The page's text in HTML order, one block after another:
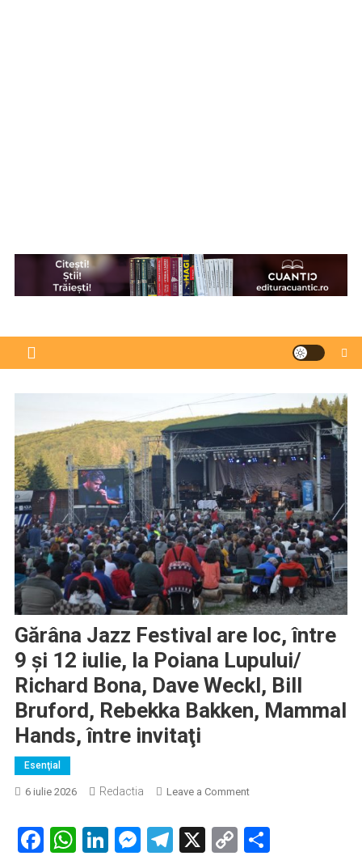
Gărâna Jazz Festival are loc, între
9 şi 12 iulie, la Poiana Lupului/
Richard Bona, Dave Weckl, Bill
Bruford, Rebekka Bakken, Mammal
Hands, între invitaţi
Esenţial
6 iulie 2026 Redactia Leave a Commenton
Jazz
Festival
Facebook
WhatsApp
LinkedIn
Messenger
Telegram
X Copy